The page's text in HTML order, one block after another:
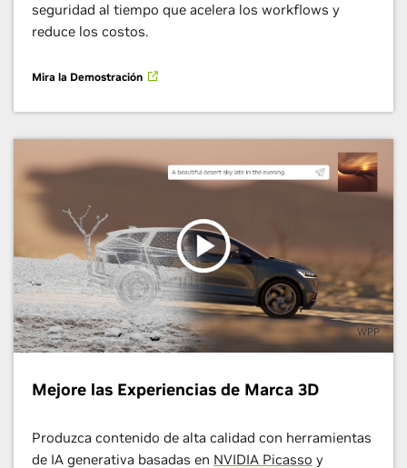
pueden integrar a la perfección en workflows existentes,
nuevos datos reales y hacer pruebas de bucle cerrado para
acelerar sus pipelines.
Vea uno de los frameworks de seguridad de vehículos
autónomos más recientes para su implementación en toda
la industria.
Lea el Blog
seguridad al tiempo que acelera los workflows y
reduce los costos.
Mira la Demostración
WPP
Mejore las Experiencias de Marca 3D
Produzca contenido de alta calidad con herramientas
de IA generativa basadas en NVIDIA Picasso y